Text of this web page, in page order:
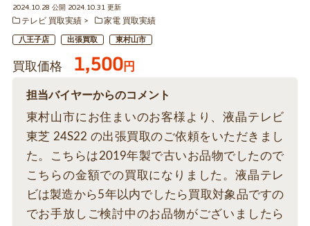
2024.10.28 公開 2024.10.31 更新
テレビ 買取実績
家電 買取実績
八王子店 出張買取 東村山市
買取価格 1,500円
担当バイヤーからのコメント
東村山市にお住まいのお客様より、液晶テレビ
東芝 24S22 の出張買取のご依頼をいただきまし
た。こちらは2019年製で古いお品物でしたので
こちらの金額での買取になりました。液晶テレ
ビは製造から5年以内でしたら買取対象品ですの
でお手放しご検討中のお品物がございましたら